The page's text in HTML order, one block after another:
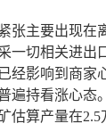
主要出现在离
一切相关进出
经影响到商家
遍持看涨心态。
算产量在2.5